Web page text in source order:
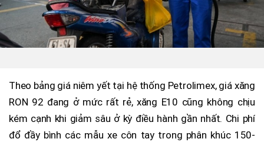
Theo bảng giá niêm yết tại hệ thống Petrolimex, giá xăng
RON 92 đang ở mức rất rẻ, xăng E10 cũng không chịu
kém cạnh khi giảm sâu ở kỳ điều hành gần nhất. Chi phí
đổ đầy bình các mẫu xe côn tay trong phân khúc 150-